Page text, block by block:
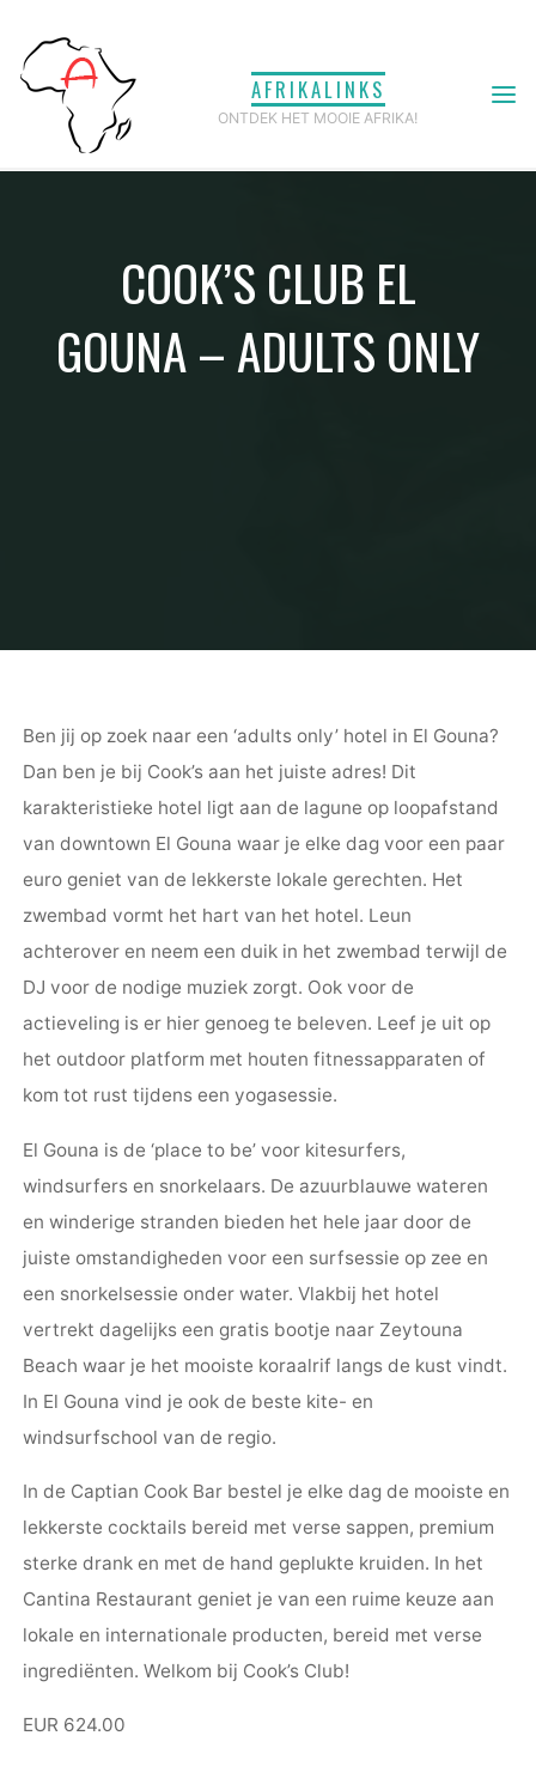
naar
AFRIKALINKS
ONTDEK HET MOOIE AFRIKA!
COOK’S CLUB EL
GOUNA – ADULTS ONLY
Ben jij op zoek naar een ‘adults only’ hotel in El Gouna?
Dan ben je bij Cook’s aan het juiste adres! Dit
karakteristieke hotel ligt aan de lagune op loopafstand
van downtown El Gouna waar je elke dag voor een paar
euro geniet van de lekkerste lokale gerechten. Het
zwembad vormt het hart van het hotel. Leun
achterover en neem een duik in het zwembad terwijl de
DJ voor de nodige muziek zorgt. Ook voor de
actieveling is er hier genoeg te beleven. Leef je uit op
het outdoor platform met houten fitnessapparaten of
kom tot rust tijdens een yogasessie.
El Gouna is de ‘place to be’ voor kitesurfers,
windsurfers en snorkelaars. De azuurblauwe wateren
en winderige stranden bieden het hele jaar door de
juiste omstandigheden voor een surfsessie op zee en
een snorkelsessie onder water. Vlakbij het hotel
vertrekt dagelijks een gratis bootje naar Zeytouna
Beach waar je het mooiste koraalrif langs de kust vindt.
In El Gouna vind je ook de beste kite- en
windsurfschool van de regio.
In de Captian Cook Bar bestel je elke dag de mooiste en
lekkerste cocktails bereid met verse sappen, premium
sterke drank en met de hand geplukte kruiden. In het
Cantina Restaurant geniet je van een ruime keuze aan
lokale en internationale producten, bereid met verse
ingrediënten. Welkom bij Cook’s Club!
EUR 624.00